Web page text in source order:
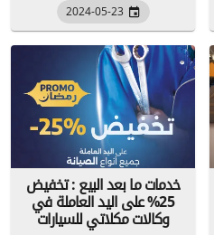
2024-05-23
خدمات ما بعد البيع : تخفيض
25% على اليد العاملة في
وكالات مكلاتي للسيارات